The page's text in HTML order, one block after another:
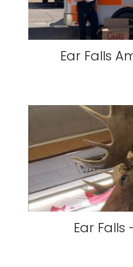
Ear Falls
Ear Falls